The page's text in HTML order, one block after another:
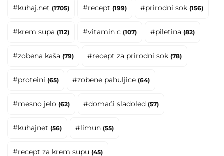
#kuhaj.net (1705) #recept (199) #prirodni sok (156)
#krem supa (112) #vitamin c (107) #piletina (82)
#zobena kaša (79) #recept za prirodni sok (78)
#proteini (65) #zobene pahuljice (64)
#mesno jelo (62) #domaći sladoled (57)
#kuhajnet (56) #limun (55)
#recept za krem supu (45)